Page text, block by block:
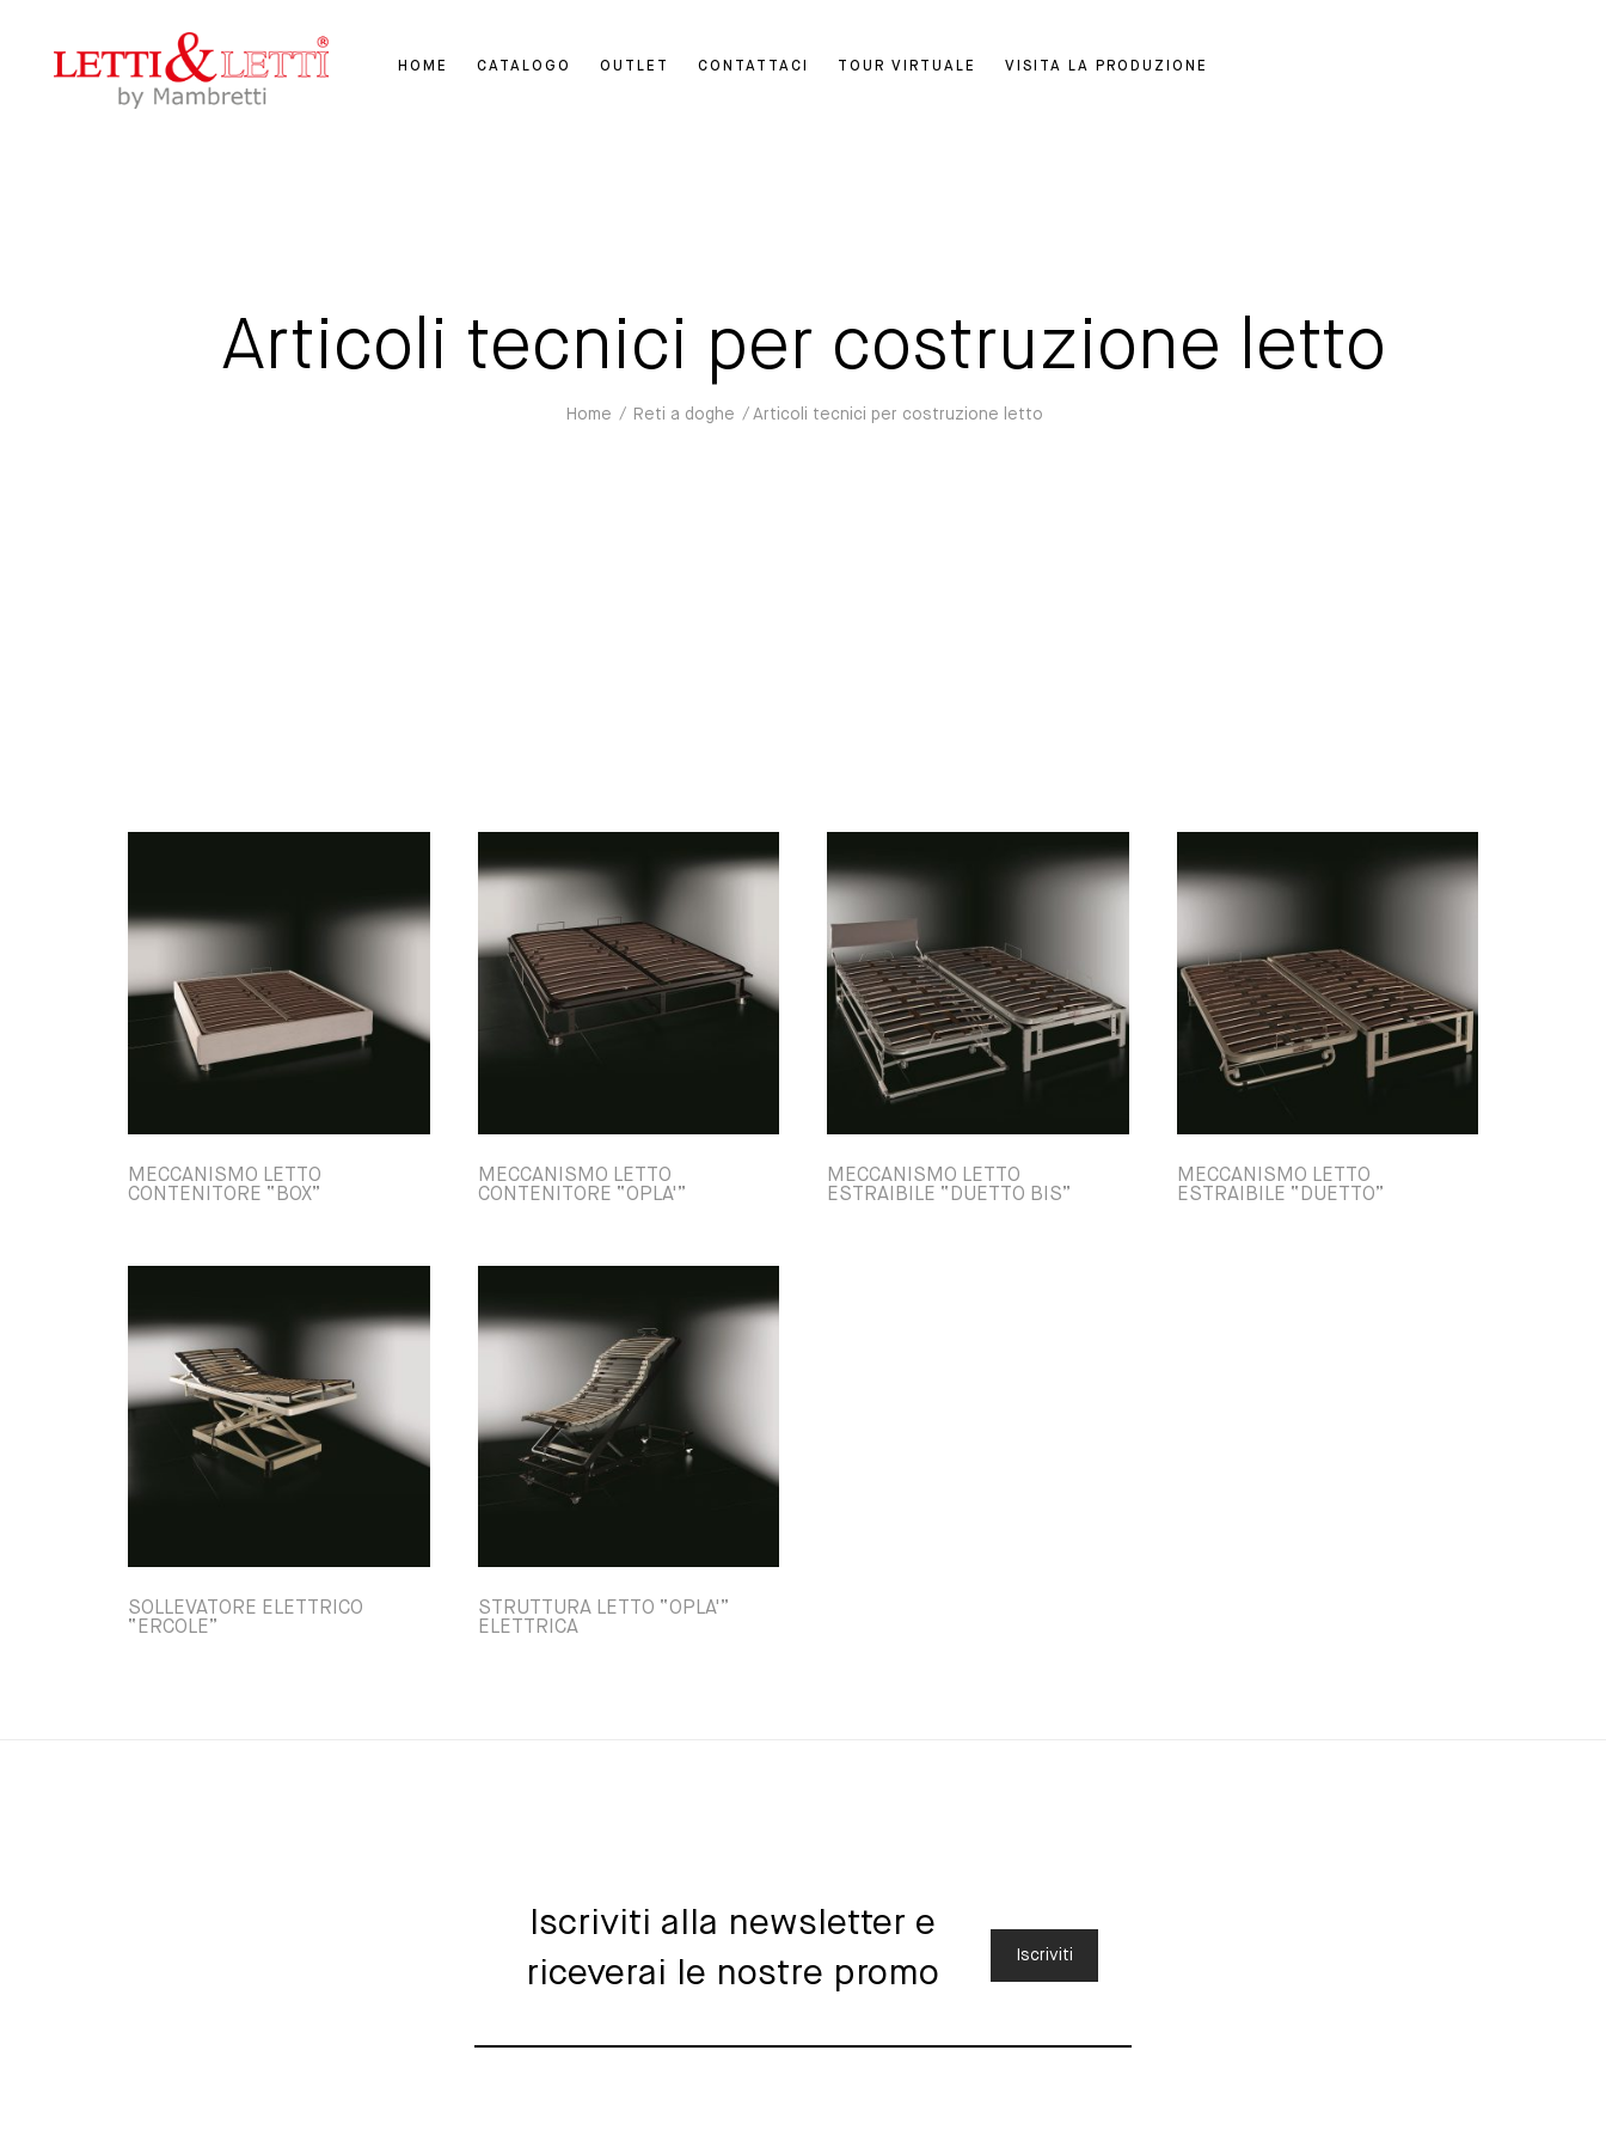
HOME CATALOGO OUTLET CONTATTACI TOUR VIRTUALE VISITA LA PRODUZIONE
Articoli tecnici per costruzione letto
Home / Reti a doghe / Articoli tecnici per costruzione letto
MECCANISMO LETTO
CONTENITORE “BOX”
MECCANISMO LETTO
CONTENITORE “OPLA'”
MECCANISMO LETTO
ESTRAIBILE “DUETTO BIS”
MECCANISMO LETTO
ESTRAIBILE “DUETTO”
SOLLEVATORE ELETTRICO
“ERCOLE”
STRUTTURA LETTO “OPLA'”
ELETTRICA
Iscriviti alla newsletter e
riceverai le nostre promo
Iscriviti